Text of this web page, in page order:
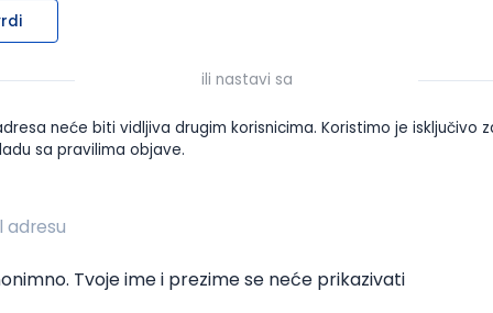
ili nastavi sa
neće biti vidljiva drugim korisnicima. Koristimo je isključivo
sa pravilima objave.
Tvoje ime i prezime se neće prikazivati